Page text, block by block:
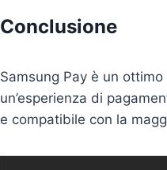
Conclusione
Samsung Pay è un
un’esperienza di
e compatibile con la